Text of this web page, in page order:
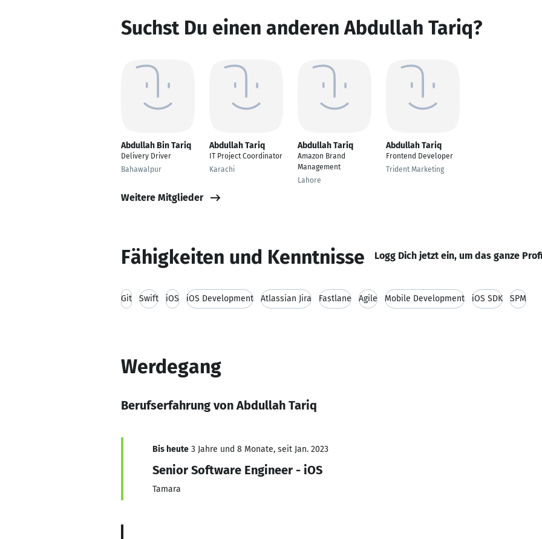
Suchst Du einen anderen Abdullah Tariq?
Abdullah Bin Tariq
Delivery Driver
Bahawalpur
Abdullah Tariq
IT Project Coordinator
Karachi
Abdullah Tariq
Amazon Brand
Management
Lahore
Abdullah Tariq
Frontend Developer
Trident Marketing
Weitere Mitglieder
Fähigkeiten und Kenntnisse Logg Dich jetzt ein, um das ganze
Git Swift iOS iOS Development Atlassian Jira Fastlane Agile Mobile Development iOS SDK SPM
Werdegang
Berufserfahrung von Abdullah Tariq
Bis heute 3 Jahre und 8 Monate, seit Jan. 2023
Senior Software Engineer - iOS
Tamara